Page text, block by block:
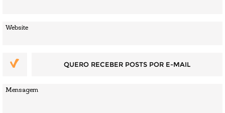
QUERO RECEBER POSTS POR E-MAIL